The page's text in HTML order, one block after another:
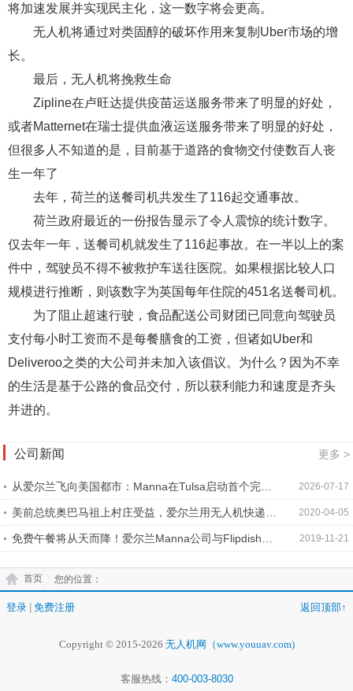
将加速发展并实现民主化，这一数字将会更高。
无人机将通过对类固醇的破坏作用来复制Uber市场的增
长。
最后，无人机将挽救生命
Zipline在卢旺达提供疫苗运送服务带来了明显的好处，
或者Matternet在瑞士提供血液运送服务带来了明显的好处，
但很多人不知道的是，目前基于道路的食物交付使数百人丧
生一年了
去年，荷兰的送餐司机共发生了116起交通事故。
荷兰政府最近的一份报告显示了令人震惊的统计数字。
仅去年一年，送餐司机就发生了116起事故。在一半以上的案
件中，驾驶员不得不被救护车送往医院。如果根据比较人口
规模进行推断，则该数字为英国每年住院的451名送餐司机。
为了阻止超速行驶，食品配送公司财团已同意向驾驶员
支付每小时工资而不是每餐膳食的工资，但诸如Uber和
Deliveroo之类的大公司并未加入该倡议。为什么？因为不幸
的生活是基于公路的食品交付，所以获利能力和速度是齐头
并进的。
公司新闻 更多 >
从爱尔兰飞向美国都市：Manna在Tulsa启动首个完整
城市级无人机配送运营基地
2026-07-17
美前总统奥巴马祖上村庄受益，爱尔兰用无人机快递抗
疫药品
2020-04-05
免费午餐将从天而降！爱尔兰Manna公司与Flipdish合
作推出快餐无人机交付计划
2019-11-21
您的位置：
首页
登录 免费注册 返回顶部↑
Copyright © 2015-2026 无人机网（www.youuav.com)
客服热线： 400-003-8030